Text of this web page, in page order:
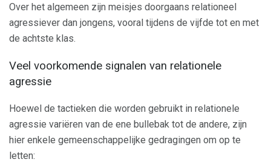
Over het algemeen zijn meisjes doorgaans relationeel
agressiever dan jongens, vooral tijdens de vijfde tot en met
de achtste klas.
Veel voorkomende signalen van relationele
agressie
Hoewel de tactieken die worden gebruikt in relationele
agressie variëren van de ene bullebak tot de andere, zijn
hier enkele gemeenschappelijke gedragingen om op te
letten: